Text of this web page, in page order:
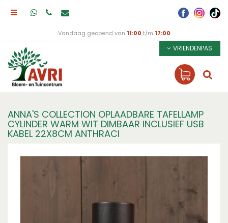
Vandaag geopend van 11:00 t/m 17:00
VRIENDENPAS
ANNA'S COLLECTION OPLAADBARE TAFELLAMP
CYLINDER WARM WIT DIMBAAR INCLUSIEF USB
KABEL 22X8CM ANTHRACI